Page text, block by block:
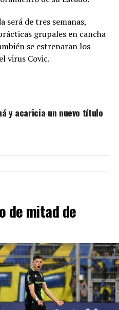
será de tres semanas,
grupales en cancha
se estrenaran los
virus Covic.
y acaricia un nuevo título
de mitad de